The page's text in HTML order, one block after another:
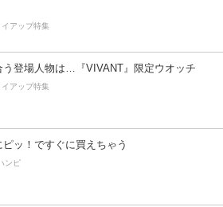
イアップ特集
う登場人物は…『VIVANT』限定ウオッチ
イアップ特集
ピッ！ですぐに買えちゃう
ンピ